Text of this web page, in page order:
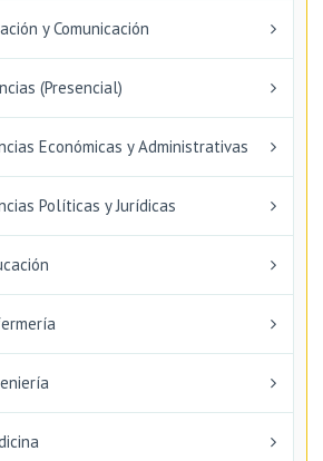
y Comunicación
(Presencial)
Económicas y Administrativas
Políticas y Jurídicas